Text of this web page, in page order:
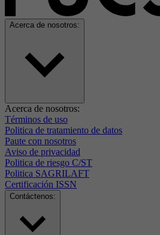
Acerca de nosotros:
Acerca de nosotros:
Términos de uso
Politica de tratamiento de datos
Paute con nosotros
Aviso de privacidad
Politica de riesgo C/ST
Politica SAGRILAFT
Certificación ISSN
Contáctenos: